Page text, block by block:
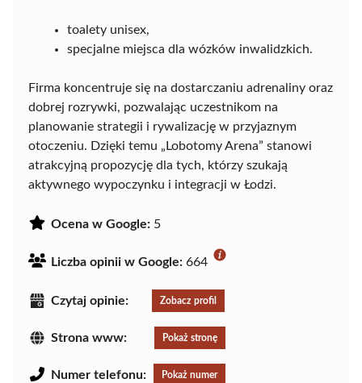
toalety unisex,
specjalne miejsca dla wózków inwalidzkich.
Firma koncentruje się na dostarczaniu adrenaliny oraz
dobrej rozrywki, pozwalając uczestnikom na
planowanie strategii i rywalizację w przyjaznym
otoczeniu. Dzięki temu „Lobotomy Arena” stanowi
atrakcyjną propozycję dla tych, którzy szukają
aktywnego wypoczynku i integracji w Łodzi.
Ocena w Google: 5
Liczba opinii w Google: 664
Czytaj opinie: Zobacz profil
Strona www: Pokaż stronę
Numer telefonu: Pokaż numer